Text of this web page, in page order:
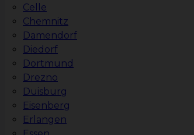
Celle
Chemnitz
Damendorf
Diedorf
Dortmund
Drezno
Duisburg
Eisenberg
Erlangen